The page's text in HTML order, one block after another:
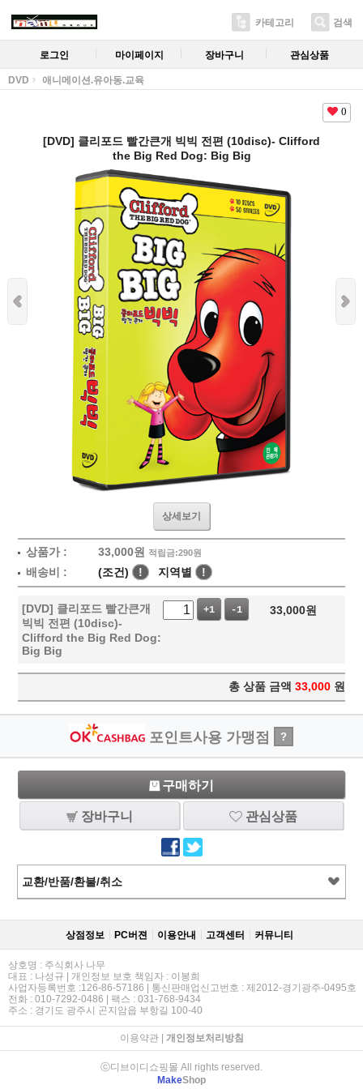
카테고리 검색
로그인 마이페이지 장바구니 관심상품
DVD 애니메이션.유아동.교육
0
[DVD] 클리포드 빨간큰개 빅빅 전편 (10disc)- Clifford
the Big Red Dog: Big Big
상세보기
상품가 : 33,000원 적립금:290원
배송비 : (조건) ! 지역별 !
[DVD] 클리포드 빨간큰개
빅빅 전편 (10disc)-
Clifford the Big Red Dog:
Big Big
+1 -1 33,000원
총 상품 금액 33,000 원
포인트사용 가맹점 ?
구매하기
장바구니 관심상품
교환/반품/환불/취소
상점정보 PC버젼 이용안내 고객센터 커뮤니티
상호명 : 주식회사 나무
대표 : 나성규 | 개인정보 보호 책임자 : 이봉희
사업자등록번호 :126-86-57186 | 통신판매업신고번호 : 제2012-경기광주-0495호
전화 : 010-7292-0486 | 팩스 : 031-768-9434
주소 : 경기도 광주시 곤지암읍 부항길 100-40
이용약관| 개인정보처리방침
ⓒ디브이디쇼핑몰 All rights reserved.
MakeShop